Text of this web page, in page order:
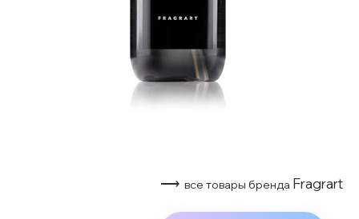
⟶ все товары бренда Fragrart